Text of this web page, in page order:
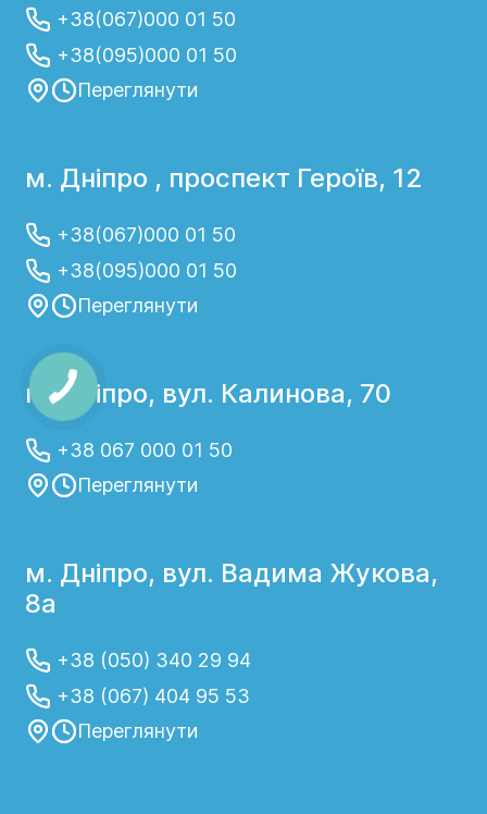
+38(067)000 01 50
+38(095)000 01 50
Переглянути
м. Дніпро , проспект Героїв, 12
+38(067)000 01 50
+38(095)000 01 50
Переглянути
м. Дніпро, вул. Калинова, 70
+38 067 000 01 50
Переглянути
м. Дніпро, вул. Вадима Жукова,
8а
+38 (050) 340 29 94
+38 (067) 404 95 53
Переглянути